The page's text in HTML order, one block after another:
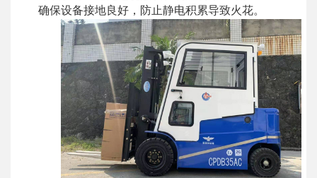
确保设备接地良好，防止静电积累导致火花。